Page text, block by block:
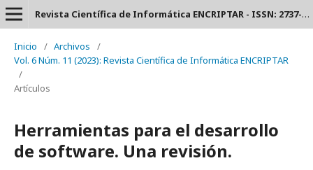
Revista Científica de Informática ENCRIPTAR - ISSN: 2737-6389.
Inicio / Archivos
/
Vol. 6 Núm. 11 (2023): Revista Científica de Informática ENCRIPTAR
/
Artículos
Herramientas para el desarrollo
de software. Una revisión.